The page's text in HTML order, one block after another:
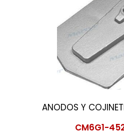
ANODOS Y
CM6G1-